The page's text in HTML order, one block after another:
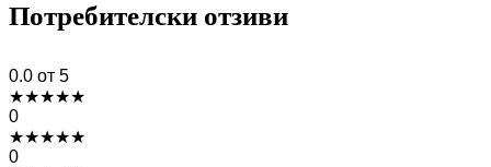
Потребителски отзиви
0.0 от 5
★★★★★
0
★★★★★
0